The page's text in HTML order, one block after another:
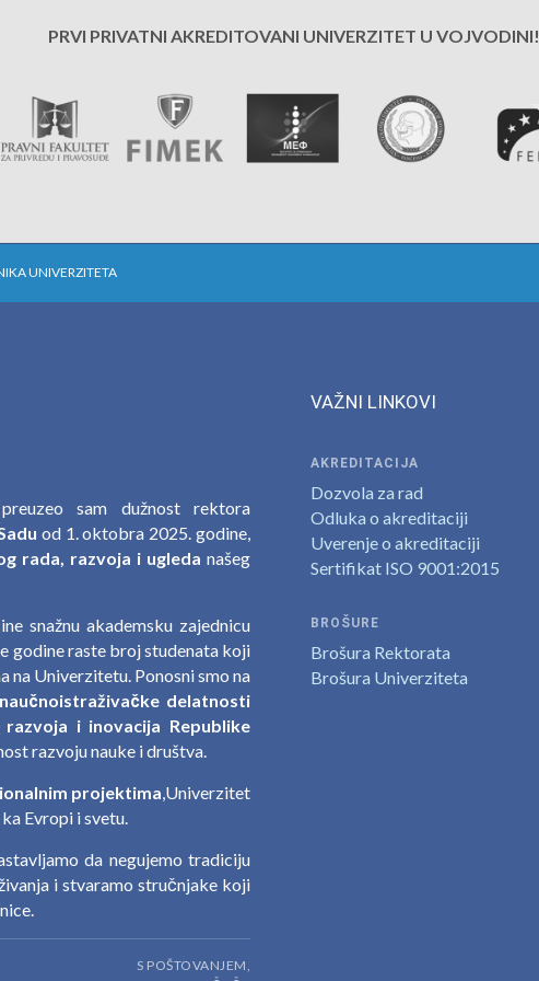
PRVI PRIVATNI AKREDITOVANI UNIVERZITET U VOJVODINI!
UNIVERZITETA
sam dužnost rektora
od 1. oktobra 2025. godine,
rada, razvoja i ugleda našeg
snažnu akademsku zajednicu
godine raste broj studenata koji
Univerzitetu. Ponosni smo na
delatnosti
i inovacija Republike
razvoju nauke i društva.
projektima,Univerzitet
Evropi i svetu.
da negujemo tradiciju
i stvaramo stručnjake koji
S POŠTOVANJEM,
VAŽNI LINKOVI
AKREDITACIJA
Dozvola za rad
Odluka o akreditaciji
Uverenje o akreditaciji
Sertifikat ISO 9001:2015
BROŠURE
Brošura Rektorata
Brošura Univerziteta